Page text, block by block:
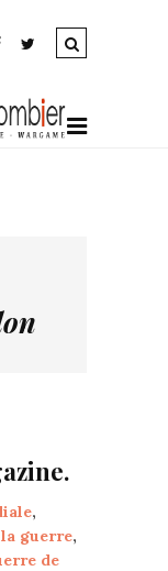
,
la guerre,
de